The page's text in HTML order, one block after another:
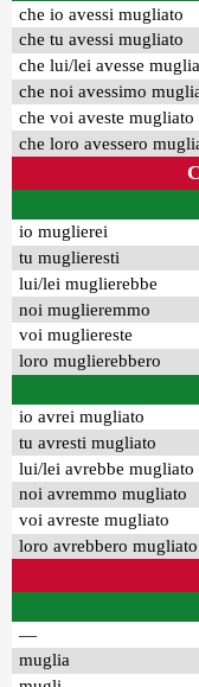
che io avessi mugliato
che tu avessi mugliato
che lui/lei avesse
che noi avessimo
che voi aveste mugliato
che loro avessero
io muglierei
tu muglieresti
lui/lei muglierebbe
noi muglieremmo
voi mugliereste
loro muglierebbero
io avrei mugliato
tu avresti mugliato
lui/lei avrebbe mugliato
noi avremmo mugliato
voi avreste mugliato
loro avrebbero mugliato
—
muglia